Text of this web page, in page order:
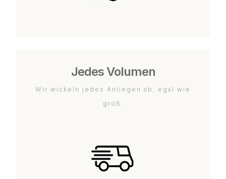
Jedes Volumen
Wir wickeln jedes Anliegen ab, egal wie
groß.